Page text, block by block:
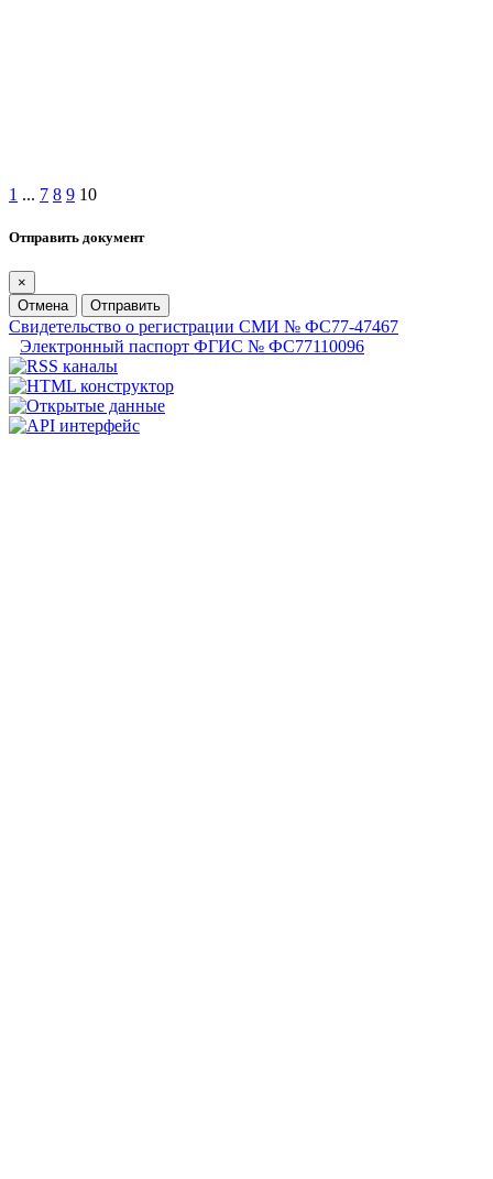
1 ... 7 8 9 10
Отправить документ
×
Отмена
Отправить
Свидетельство о регистрации СМИ № ФС77-47467
Электронный паспорт ФГИС № ФС77110096